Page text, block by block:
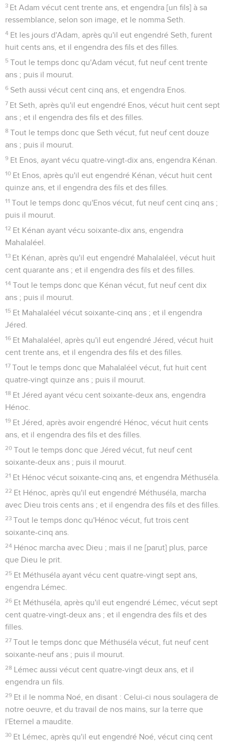
3 Et Adam vécut cent trente ans, et engendra [un fils] à sa
ressemblance, selon son image, et le nomma Seth.
4 Et les jours d'Adam, après qu'il eut engendré Seth, furent
huit cents ans, et il engendra des fils et des filles.
5 Tout le temps donc qu'Adam vécut, fut neuf cent trente
ans ; puis il mourut.
6 Seth aussi vécut cent cinq ans, et engendra Enos.
7 Et Seth, après qu'il eut engendré Enos, vécut huit cent sept
ans ; et il engendra des fils et des filles.
8 Tout le temps donc que Seth vécut, fut neuf cent douze
ans ; puis il mourut.
9 Et Enos, ayant vécu quatre-vingt-dix ans, engendra Kénan.
10 Et Enos, après qu'il eut engendré Kénan, vécut huit cent
quinze ans, et il engendra des fils et des filles.
11 Tout le temps donc qu'Enos vécut, fut neuf cent cinq ans ;
puis il mourut.
12 Et Kénan ayant vécu soixante-dix ans, engendra
Mahalaléel.
13 Et Kénan, après qu'il eut engendré Mahalaléel, vécut huit
cent quarante ans ; et il engendra des fils et des filles.
14 Tout le temps donc que Kénan vécut, fut neuf cent dix
ans ; puis il mourut.
15 Et Mahalaléel vécut soixante-cinq ans ; et il engendra
Jéred.
16 Et Mahalaléel, après qu'il eut engendré Jéred, vécut huit
cent trente ans, et il engendra des fils et des filles.
17 Tout le temps donc que Mahalaléel vécut, fut huit cent
quatre-vingt quinze ans ; puis il mourut.
18 Et Jéred ayant vécu cent soixante-deux ans, engendra
Hénoc.
19 Et Jéred, après avoir engendré Hénoc, vécut huit cents
ans, et il engendra des fils et des filles.
20 Tout le temps donc que Jéred vécut, fut neuf cent
soixante-deux ans ; puis il mourut.
21 Et Hénoc vécut soixante-cinq ans, et engendra Méthuséla.
22 Et Hénoc, après qu'il eut engendré Méthuséla, marcha
avec Dieu trois cents ans ; et il engendra des fils et des filles.
23 Tout le temps donc qu'Hénoc vécut, fut trois cent
soixante-cinq ans.
24 Hénoc marcha avec Dieu ; mais il ne [parut] plus, parce
que Dieu le prit.
25 Et Méthuséla ayant vécu cent quatre-vingt sept ans,
engendra Lémec.
26 Et Méthuséla, après qu'il eut engendré Lémec, vécut sept
cent quatre-vingt-deux ans ; et il engendra des fils et des
filles.
27 Tout le temps donc que Méthuséla vécut, fut neuf cent
soixante-neuf ans ; puis il mourut.
28 Lémec aussi vécut cent quatre-vingt deux ans, et il
engendra un fils.
29 Et il le nomma Noé, en disant : Celui-ci nous soulagera de
notre oeuvre, et du travail de nos mains, sur la terre que
l'Eternel a maudite.
30 Et Lémec, après qu'il eut engendré Noé, vécut cinq cent